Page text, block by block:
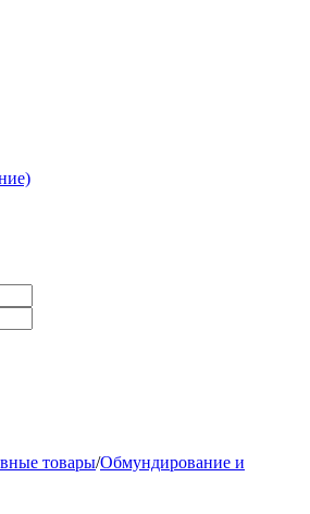
товары/Обмундирование и